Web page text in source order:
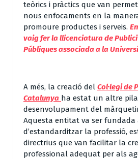
teòrics i pràctics que van
nous enfocaments en la
promoure productes i serveis.
vaig fer la llicenciatura de
Públiques associada a la
A més, la creació del Col·legi de
Catalunya ha estat un altre
desenvolupament del
Aquesta entitat va ser fundada
d’estandarditzar la professió,
directrius que van facilitar la
professional adequat per als